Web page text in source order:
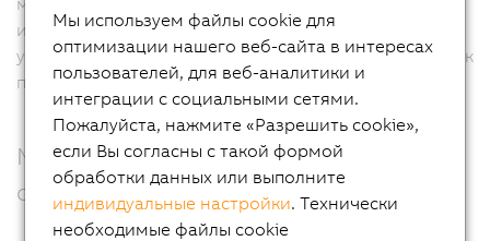
идентичные технические характеристики, но более
устойчивы к таким факторам окружающей среды, как
пыль, агрессивные пары или влажность.
Модульность и точность с опциями
связи
Мы используем файлы cookie для
оптимизации нашего веб-сайта в интересах
пользователей, для веб-аналитики и
интеграции с социальными сетями.
Пожалуйста, нажмите «Разрешить cookie»,
если Вы согласны с такой формой
обработки данных или выполните
индивидуальные настройки. Технически
необходимые файлы cookie